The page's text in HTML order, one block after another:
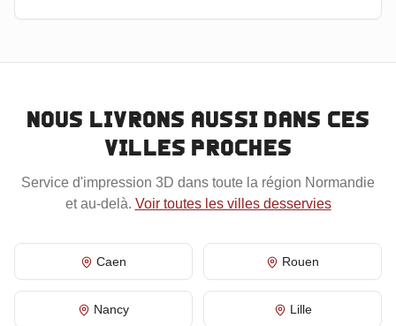
Nous livrons aussi dans ces
villes proches
Service d'impression 3D dans toute la région Normandie
et au-delà. Voir toutes les villes desservies
Caen Rouen
Nancy Lille